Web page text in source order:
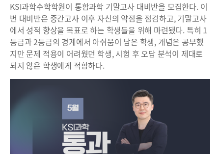
KSI과학수학학원이 통합과학 기말고사 대비반을 모집한다. 이
번 대비반은 중간고사 이후 자신의 약점을 점검하고, 기말고사
에서 성적 향상을 목표로 하는 학생들을 위해 마련됐다. 특히 1
등급과 2등급의 경계에서 아쉬움이 남은 학생, 개념은 공부했
지만 문제 적용이 어려웠던 학생, 시험 후 오답 분석이 제대로
되지 않은 학생에게 적합하다.